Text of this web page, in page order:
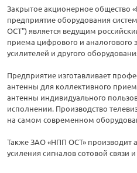
Закрытое акционерное общество
предприятие оборудования
ОСТ") является ведущим
приема цифрового и аналогового
усилителей и другого
Предприятие изготавливает
антенны для коллективного
антенны индивидуального
исполнении. Производство
на самом современном
Также ЗАО «НПП ОСТ» производит
усиления сигналов сотовой связи